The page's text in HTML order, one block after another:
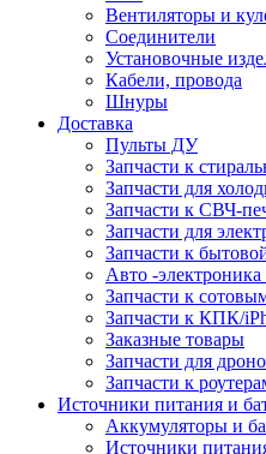
Вентиляторы и
Соединители
Установочные
Кабели, провода
Шнуры
Доставка
Пульты ДУ
Запчасти к
Запчасти для
Запчасти к СВЧ-
Запчасти для
Запчасти к
Авто -электроника
Запчасти к
Запчасти к КПК/
Заказные товары
Запчасти для
Запчасти к
Источники питания и
Аккумуляторы и
Источники